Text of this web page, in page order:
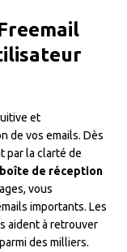
et
de vos emails. Dès
par la clarté de
boîte de réception
vous
importants. Les
aident à retrouver
des milliers.